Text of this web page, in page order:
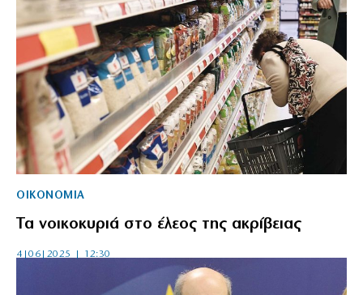
ΟΙΚΟΝΟΜΙΑ
Τα νοικοκυριά στο έλεος της ακρίβειας
4|06|2025 | 12:30